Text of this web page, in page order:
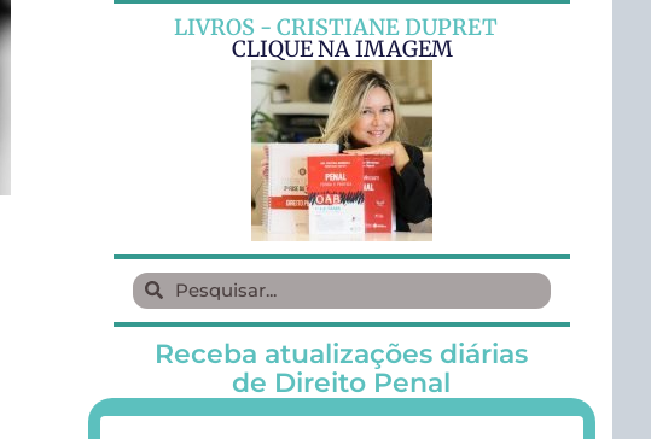
LIVROS - CRISTIANE DUPRET
CLIQUE NA IMAGEM
Receba atualizações diárias
de Direito Penal